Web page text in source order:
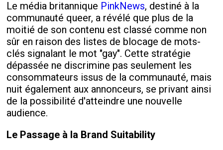
Le média britannique PinkNews, destiné à la
communauté queer, a révélé que plus de la
moitié de son contenu est classé comme non
sûr en raison des listes de blocage de mots-
clés signalant le mot "gay". Cette stratégie
dépassée ne discrimine pas seulement les
consommateurs issus de la communauté, mais
nuit également aux annonceurs, se privant ainsi
de la possibilité d'atteindre une nouvelle
audience.
Le Passage à la Brand Suitability